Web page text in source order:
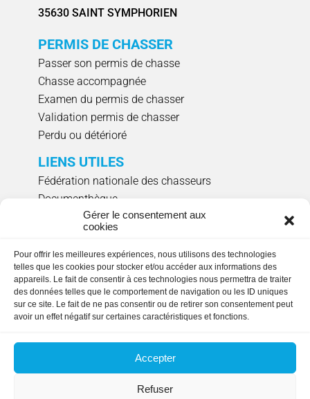
Gérer le consentement aux
cookies
Pour offrir les meilleures expériences, nous utilisons des technologies
telles que les cookies pour stocker et/ou accéder aux informations des
appareils. Le fait de consentir à ces technologies nous permettra de traiter
des données telles que le comportement de navigation ou les ID uniques
sur ce site. Le fait de ne pas consentir ou de retirer son consentement peut
avoir un effet négatif sur certaines caractéristiques et fonctions.
Accepter
Refuser
35630 SAINT SYMPHORIEN
PERMIS DE CHASSER
Passer son permis de chasse
Chasse accompagnée
Examen du permis de chasser
Validation permis de chasser
Perdu ou détérioré
LIENS UTILES
Fédération nationale des chasseurs
Documenthèque
Agenda évènements
NOUS SUIVRE
HORAIRES D'OUVERTURE
Lundi, mardi, jeudi et vendredi: 9h00 à 17h15
Fermée le mercredi